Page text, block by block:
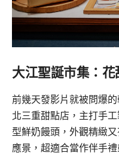
大江聖誕市集：花
前幾天發影片就被問爆
北三重甜點店，主打手
型鮮奶饅頭，外觀精緻
應景，超適合當作伴手禮